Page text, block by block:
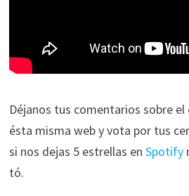
Déjanos tus comentarios sobre el
ésta misma web y vota por tus
si nos dejas 5 estrellas en Spotify
tó.